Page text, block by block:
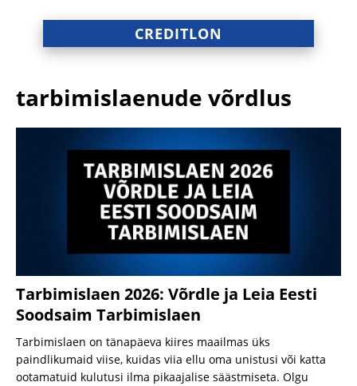
CREDITLON
tarbimislaenude võrdlus
Tarbimislaen 2026: Võrdle ja Leia Eesti
Soodsaim Tarbimislaen
Tarbimislaen on tänapäeva kiires maailmas üks
paindlikumaid viise, kuidas viia ellu oma unistusi või katta
ootamatuid kulutusi ilma pikaajalise säästmiseta. Olgu